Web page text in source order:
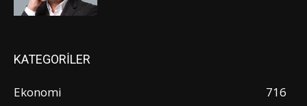
KATEGORİLER
Ekonomi
716